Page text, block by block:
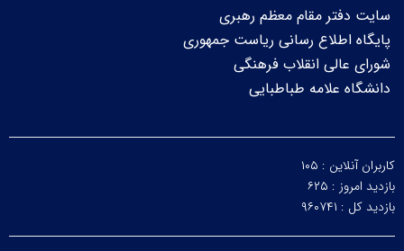
سایت دفتر مقام معظم رهبری
پایگاه اطلاع رسانی ریاست جمهوری
شورای عالی انقلاب فرهنگی
دانشگاه علامه طباطبایی
کاربران آنلاین : ۱۰۵
بازدید امروز : ۶۲۵
بازدید کل : ۹۶۰۷۴۱